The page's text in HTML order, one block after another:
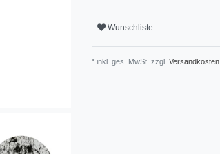
Wunschliste
* inkl. ges. MwSt. zzgl. Versandkosten